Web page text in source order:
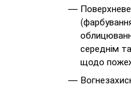
середнім
щодо